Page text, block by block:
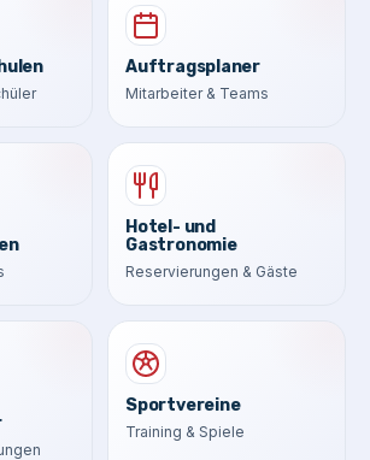
Auftragsplaner
Mitarbeiter & Teams
Hotel- und
Gastronomie
Reservierungen & Gäste
Sportvereine
Training & Spiele